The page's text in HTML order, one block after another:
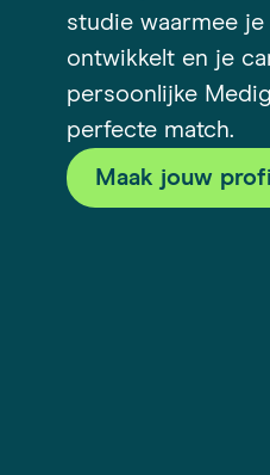
studie waarmee
ontwikkelt en je
persoonlijke
perfecte match.
Maak jouw